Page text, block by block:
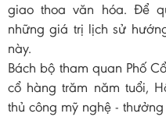
giao thoa văn hóa. Để
những giá trị lịch sử
này.
Bách bộ tham quan Phố
cổ hàng trăm năm tuổi,
thủ công mỹ nghệ -